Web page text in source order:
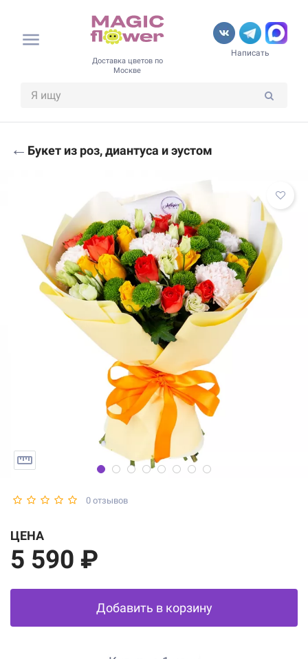
Доставка цветов по
Москве
Написать
← Букет из роз, диантуса и эустом
0 отзывов
ЦЕНА
5 590 ₽
Добавить в корзину